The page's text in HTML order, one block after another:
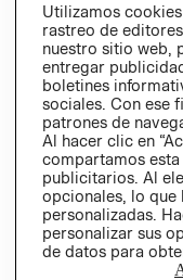
Utilizamos
rastreo de
nuestro sitio web,
entregar
boletines
sociales. Con ese
patrones de
Al hacer clic en
compartamos
publicitarios. Al
opcionales, lo que
personalizadas.
personalizar sus
de datos para